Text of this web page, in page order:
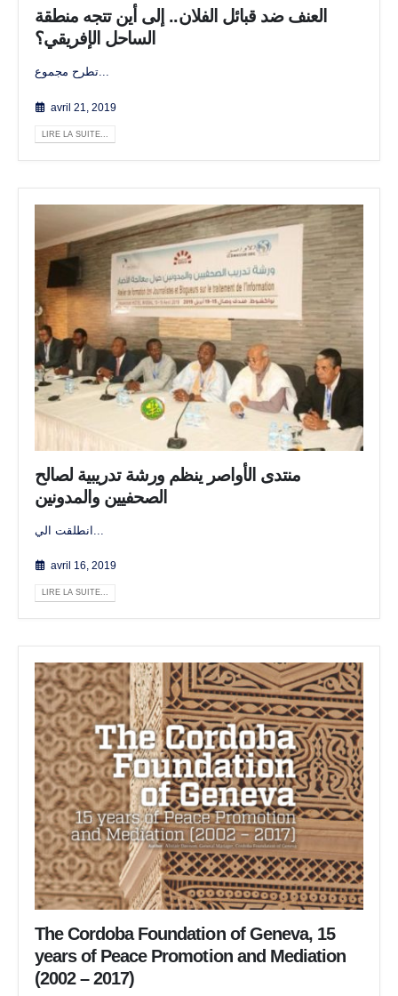
العنف ضد قبائل الفلان.. إلى أين تتجه منطقة
الساحل الإفريقي؟
تطرح مجموع...
avril 21, 2019
LIRE LA SUITE...
منتدى الأواصر ينظم ورشة تدريبية لصالح
الصحفيين والمدونين
avril 16, 2019
LIRE LA SUITE...
The Cordoba Foundation of Geneva, 15
years of Peace Promotion and Mediation
(2002 – 2017)